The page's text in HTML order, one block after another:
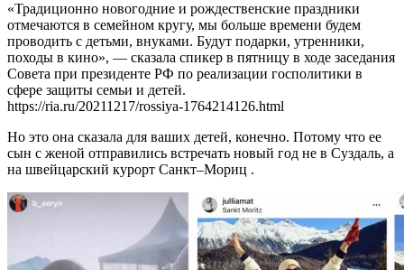
«Традиционно новогодние и рождественские праздники
отмечаются в семейном кругу, мы больше времени будем
проводить с детьми, внуками. Будут подарки, утренники,
походы в кино», — сказала спикер в пятницу в ходе заседания
Совета при президенте РФ по реализации госполитики в
сфере защиты семьи и детей.
https://ria.ru/20211217/rossiya-1764214126.html
Но это она сказала для ваших детей, конечно. Потому что ее
сын с женой отправились встречать новый год не в Суздаль, а
на швейцарский курорт Санкт–Мориц .